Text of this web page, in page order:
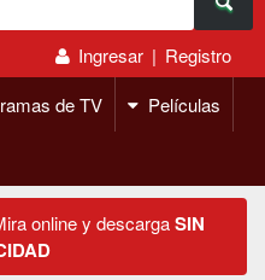
Ingresar | Registro
de TV Películas
online y descargaSIN